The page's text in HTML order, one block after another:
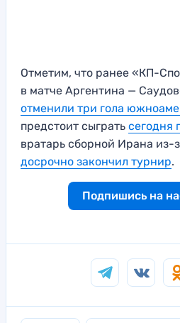
Отметим, что ранее «КП-
в матче Аргентина —
отменили три гола
предстоит сыграть сегодня
вратарь сборной Ирана из-
досрочно закончил турнир.
Подпишись на